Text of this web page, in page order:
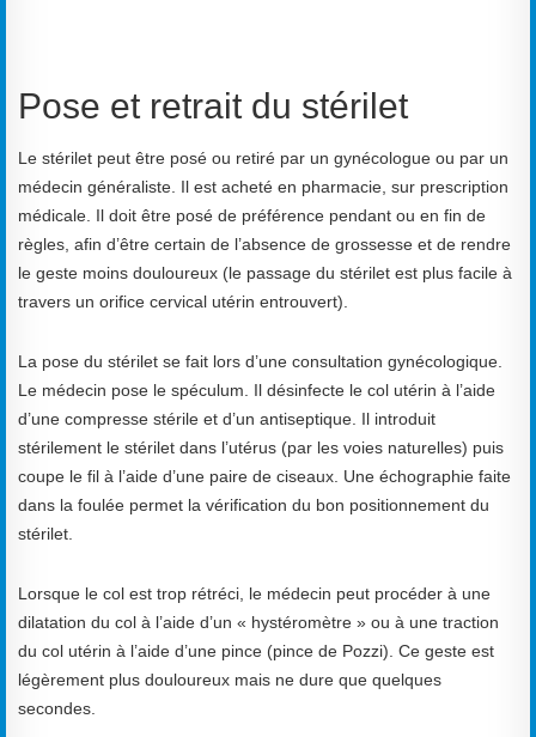
Pose et retrait du stérilet
Le stérilet peut être posé ou retiré par un gynécologue ou par un
médecin généraliste. Il est acheté en pharmacie, sur prescription
médicale. Il doit être posé de préférence pendant ou en fin de
règles, afin d’être certain de l’absence de grossesse et de rendre
le geste moins douloureux (le passage du stérilet est plus facile à
travers un orifice cervical utérin entrouvert).
La pose du stérilet se fait lors d’une consultation gynécologique.
Le médecin pose le spéculum. Il désinfecte le col utérin à l’aide
d’une compresse stérile et d’un antiseptique. Il introduit
stérilement le stérilet dans l’utérus (par les voies naturelles) puis
coupe le fil à l’aide d’une paire de ciseaux. Une échographie faite
dans la foulée permet la vérification du bon positionnement du
stérilet.
Lorsque le col est trop rétréci, le médecin peut procéder à une
dilatation du col à l’aide d’un « hystéromètre » ou à une traction
du col utérin à l’aide d’une pince (pince de Pozzi). Ce geste est
légèrement plus douloureux mais ne dure que quelques
secondes.